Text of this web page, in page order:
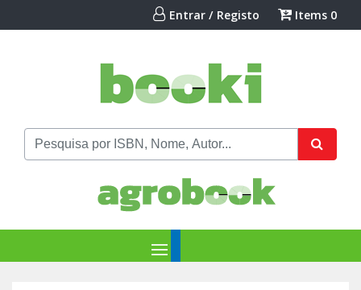
Entrar / Registo Items 0